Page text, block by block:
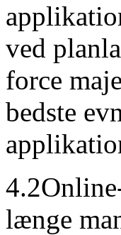
ved
force
bedste
længe